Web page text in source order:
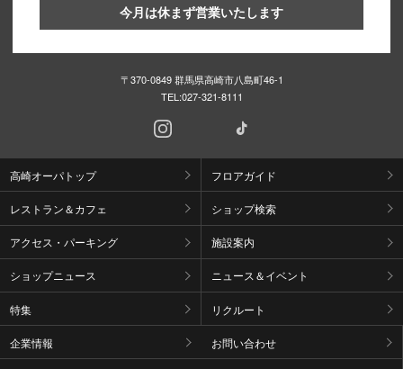
今月は休まず営業いたします
〒370-0849 群馬県高崎市八島町46-1
TEL:027-321-8111
高崎オーパトップ フロアガイド
レストラン＆カフェ ショップ検索
アクセス・パーキング 施設案内
ショップニュース ニュース＆イベント
特集 リクルート
企業情報 お問い合わせ